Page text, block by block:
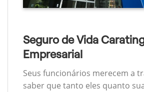
Seguro de Vida
Empresarial
Seus funcionários merecem a
saber que tanto eles quanto